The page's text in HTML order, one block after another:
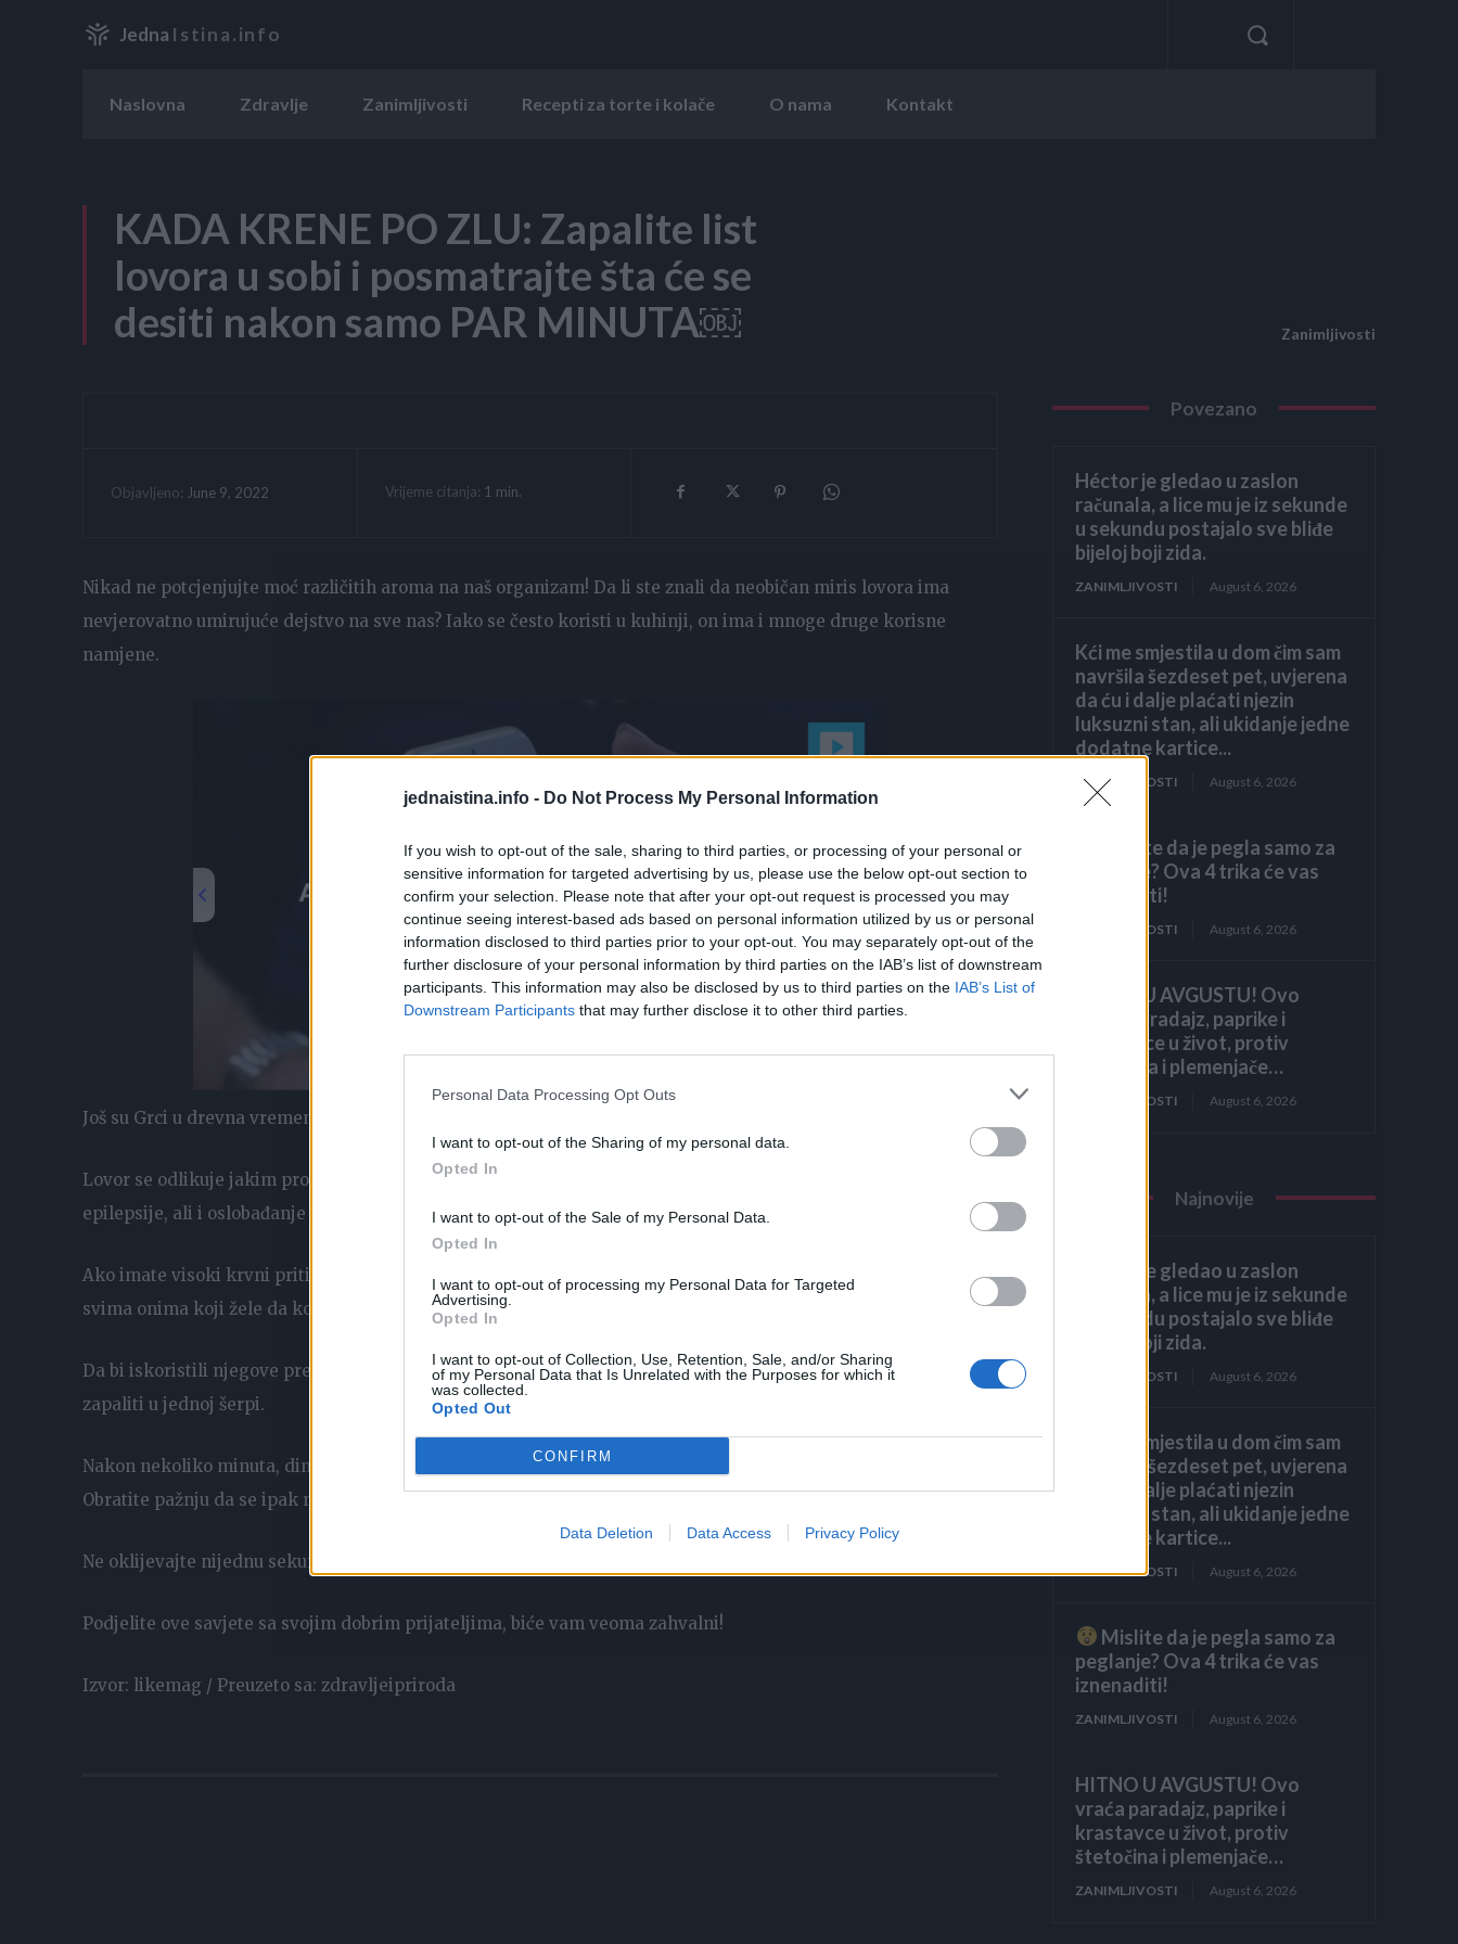
jednaistina.info - Do Not Process My Personal Information
If you wish to opt-out of the sale, sharing to third parties, or processing of your personal or
sensitive information for targeted advertising by us, please use the below opt-out section to
confirm your selection. Please note that after your opt-out request is processed you may
continue seeing interest-based ads based on personal information utilized by us or personal
information disclosed to third parties prior to your opt-out. You may separately opt-out of the
further disclosure of your personal information by third parties on the IAB’s list of downstream
participants. This information may also be disclosed by us to third parties on the IAB’s List of
Downstream Participants that may further disclose it to other third parties.
Personal Data Processing Opt Outs
I want to opt-out of the Sharing of my personal data.
Opted In
I want to opt-out of the Sale of my Personal Data.
Opted In
I want to opt-out of processing my Personal Data for Targeted
Advertising.
Opted In
I want to opt-out of Collection, Use, Retention, Sale, and/or Sharing
of my Personal Data that Is Unrelated with the Purposes for which it
was collected.
Opted Out
CONFIRM
Data Deletion Data Access Privacy Policy
Jedna Istina.info
Naslovna Zdravlje Zanimljivosti Recepti za torte i kolače O nama Kontakt
KADA KRENE PO ZLU: Zapalite list
lovora u sobi i posmatrajte šta će se
desiti nakon samo PAR MINUTA￼
Zanimljivosti
Objavljeno: June 9, 2022 Vrijeme citanja: 1 min.
Nikad ne potcjenjujte moć različitih aroma na naš organizam! Da li ste znali da neobičan miris lovora ima
nevjerovatno umirujuće dejstvo na sve nas? Iako se često koristi u kuhinji, on ima i mnoge druge korisne
namjene.
Još su Grci u drevna vremena, prepoznali ljekovita svojstva lovora i koristili ga u medicini.
Lovor se odlikuje jakim protivupalnim i umirujućim svojstvima. To omogućuje, između ostalog, borbu protiv
epilepsije, ali i oslobađanje disajnih puteva.
Ako imate visoki krvni pritisak, nesanicu ili ste pod stresom, lovor može pomoći! Takođe, preporučuje se
svima onima koji žele da kontrolišu holesterol!
Da bi iskoristili njegove prednosti, možete ga konzumirati u jelima, kuvajući ga u ključaloj vodi ili ga pažljivo
zapaliti u jednoj šerpi.
Nakon nekoliko minuta, dim će se postepeno širiti prostorom, a vi ćete odmah primjetiti da ste opušteniji.
Obratite pažnju da se ipak ne opustite toliko da zaboravite da ugasite vatru!
Ne oklijevajte nijednu sekundu, već nabavite list lovora, koji će se pobrinuti za vaše zdravlje i raspoloženje!
Podjelite ove savjete sa svojim dobrim prijateljima, biće vam veoma zahvalni!
Izvor: likemag / Preuzeto sa: zdravljeipriroda
Povezano
Héctor je gledao u zaslon
računala, a lice mu je iz sekunde
u sekundu postajalo sve bliđe
bijeloj boji zida.
ZANIMLJIVOSTI August 6, 2026
Kći me smjestila u dom čim sam
navršila šezdeset pet, uvjerena
da ću i dalje plaćati njezin
luksuzni stan, ali ukidanje jedne
dodatne kartice...
ZANIMLJIVOSTI August 6, 2026
Mislite da je pegla samo za
peglanje? Ova 4 trika će vas
iznenaditi!
ZANIMLJIVOSTI August 6, 2026
HITNO U AVGUSTU! Ovo
vraća paradajz, paprike i
krastavce u život, protiv
štetočina i plemenjače…
ZANIMLJIVOSTI August 6, 2026
Najnovije
Héctor je gledao u zaslon
računala, a lice mu je iz sekunde
u sekundu postajalo sve bliđe
bijeloj boji zida.
ZANIMLJIVOSTI August 6, 2026
Kći me smjestila u dom čim sam
navršila šezdeset pet, uvjerena
da ću i dalje plaćati njezin
luksuzni stan, ali ukidanje jedne
dodatne kartice...
ZANIMLJIVOSTI August 6, 2026
Mislite da je pegla samo za
peglanje? Ova 4 trika će vas
iznenaditi!
ZANIMLJIVOSTI August 6, 2026
HITNO U AVGUSTU! Ovo
vraća paradajz, paprike i
krastavce u život, protiv
štetočina i plemenjače…
ZANIMLJIVOSTI August 6, 2026